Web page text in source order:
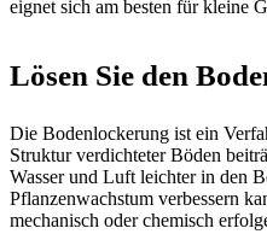
eignet sich am besten für kleine
Lösen Sie den
Die Bodenlockerung ist ein
Struktur verdichteter Böden
Wasser und Luft leichter in den
Pflanzenwachstum verbessern
mechanisch oder chemisch